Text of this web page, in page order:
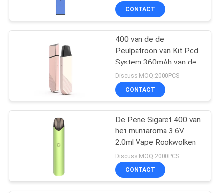
CONTACT
400 van de de
Peulpatroon van Kit Pod
System 360mAh van de
Rookwolkenaanzet de
Pen1.2ohm Rol van Vape
Discuss MOQ:2000PCS
CONTACT
De Pene Sigaret 400 van
het muntaroma 3.6V
2.0ml Vape Rookwolken
Discuss MOQ:2000PCS
CONTACT